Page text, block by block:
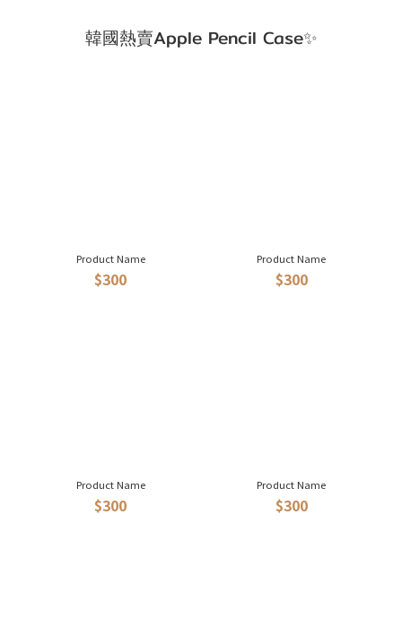
韓國熱賣Apple Pencil Case✨
Product Name
$300
Product Name
$300
Product Name
$300
Product Name
$300